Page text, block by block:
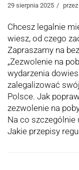
29 sierpnia 2025 przez
Chcesz legalnie
wiesz, od czego
Zapraszamy na
„Zezwolenie na
wydarzenia
zalegalizować
Polsce. Jak
zezwolenie na
Na co szczególnie
Jakie przepisy